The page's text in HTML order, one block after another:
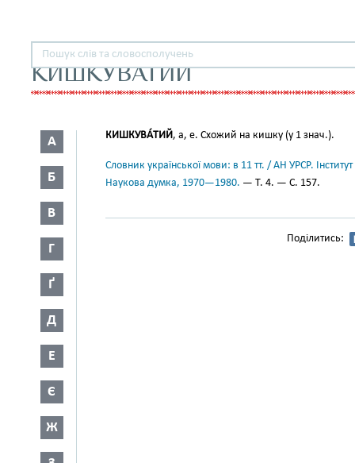
КИШКУВАТИЙ
А
Б
В
Г
Ґ
Д
Е
Є
Ж
КИШКУВА́ТИЙ, а, е. Схожий на кишку (у 1 знач.).
Словник української мови: в 11 тт. / АН УРСР.
Наукова думка, 1970—1980. — Т. 4. — С. 157.
Поділитись: